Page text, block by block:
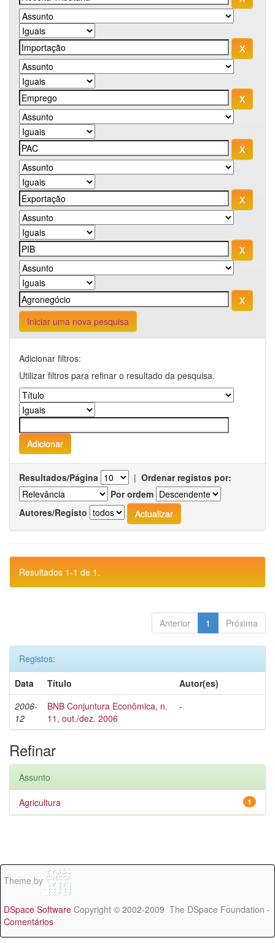
Iniciar uma nova pesquisa
Adicionar filtros:
Utilizar filtros para refinar o resultado da pesquisa.
Resultados/Página | Ordenar registos por:
Por ordem
Autores/Registo
Resultados 1-1 de 1.
Anterior 1 Próxima
Registos:
Data
Título
Autor(es)
2006-
12
BNB Conjuntura Econômica, n.
11, out./dez. 2006
-
Refinar
Assunto
1
Agricultura
Theme by
DSpace Software Copyright © 2002-2009 The DSpace Foundation -
Comentários